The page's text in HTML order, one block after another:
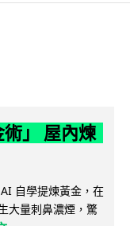
」 屋內煉
自學提煉黃金，在
大量刺鼻濃煙，驚